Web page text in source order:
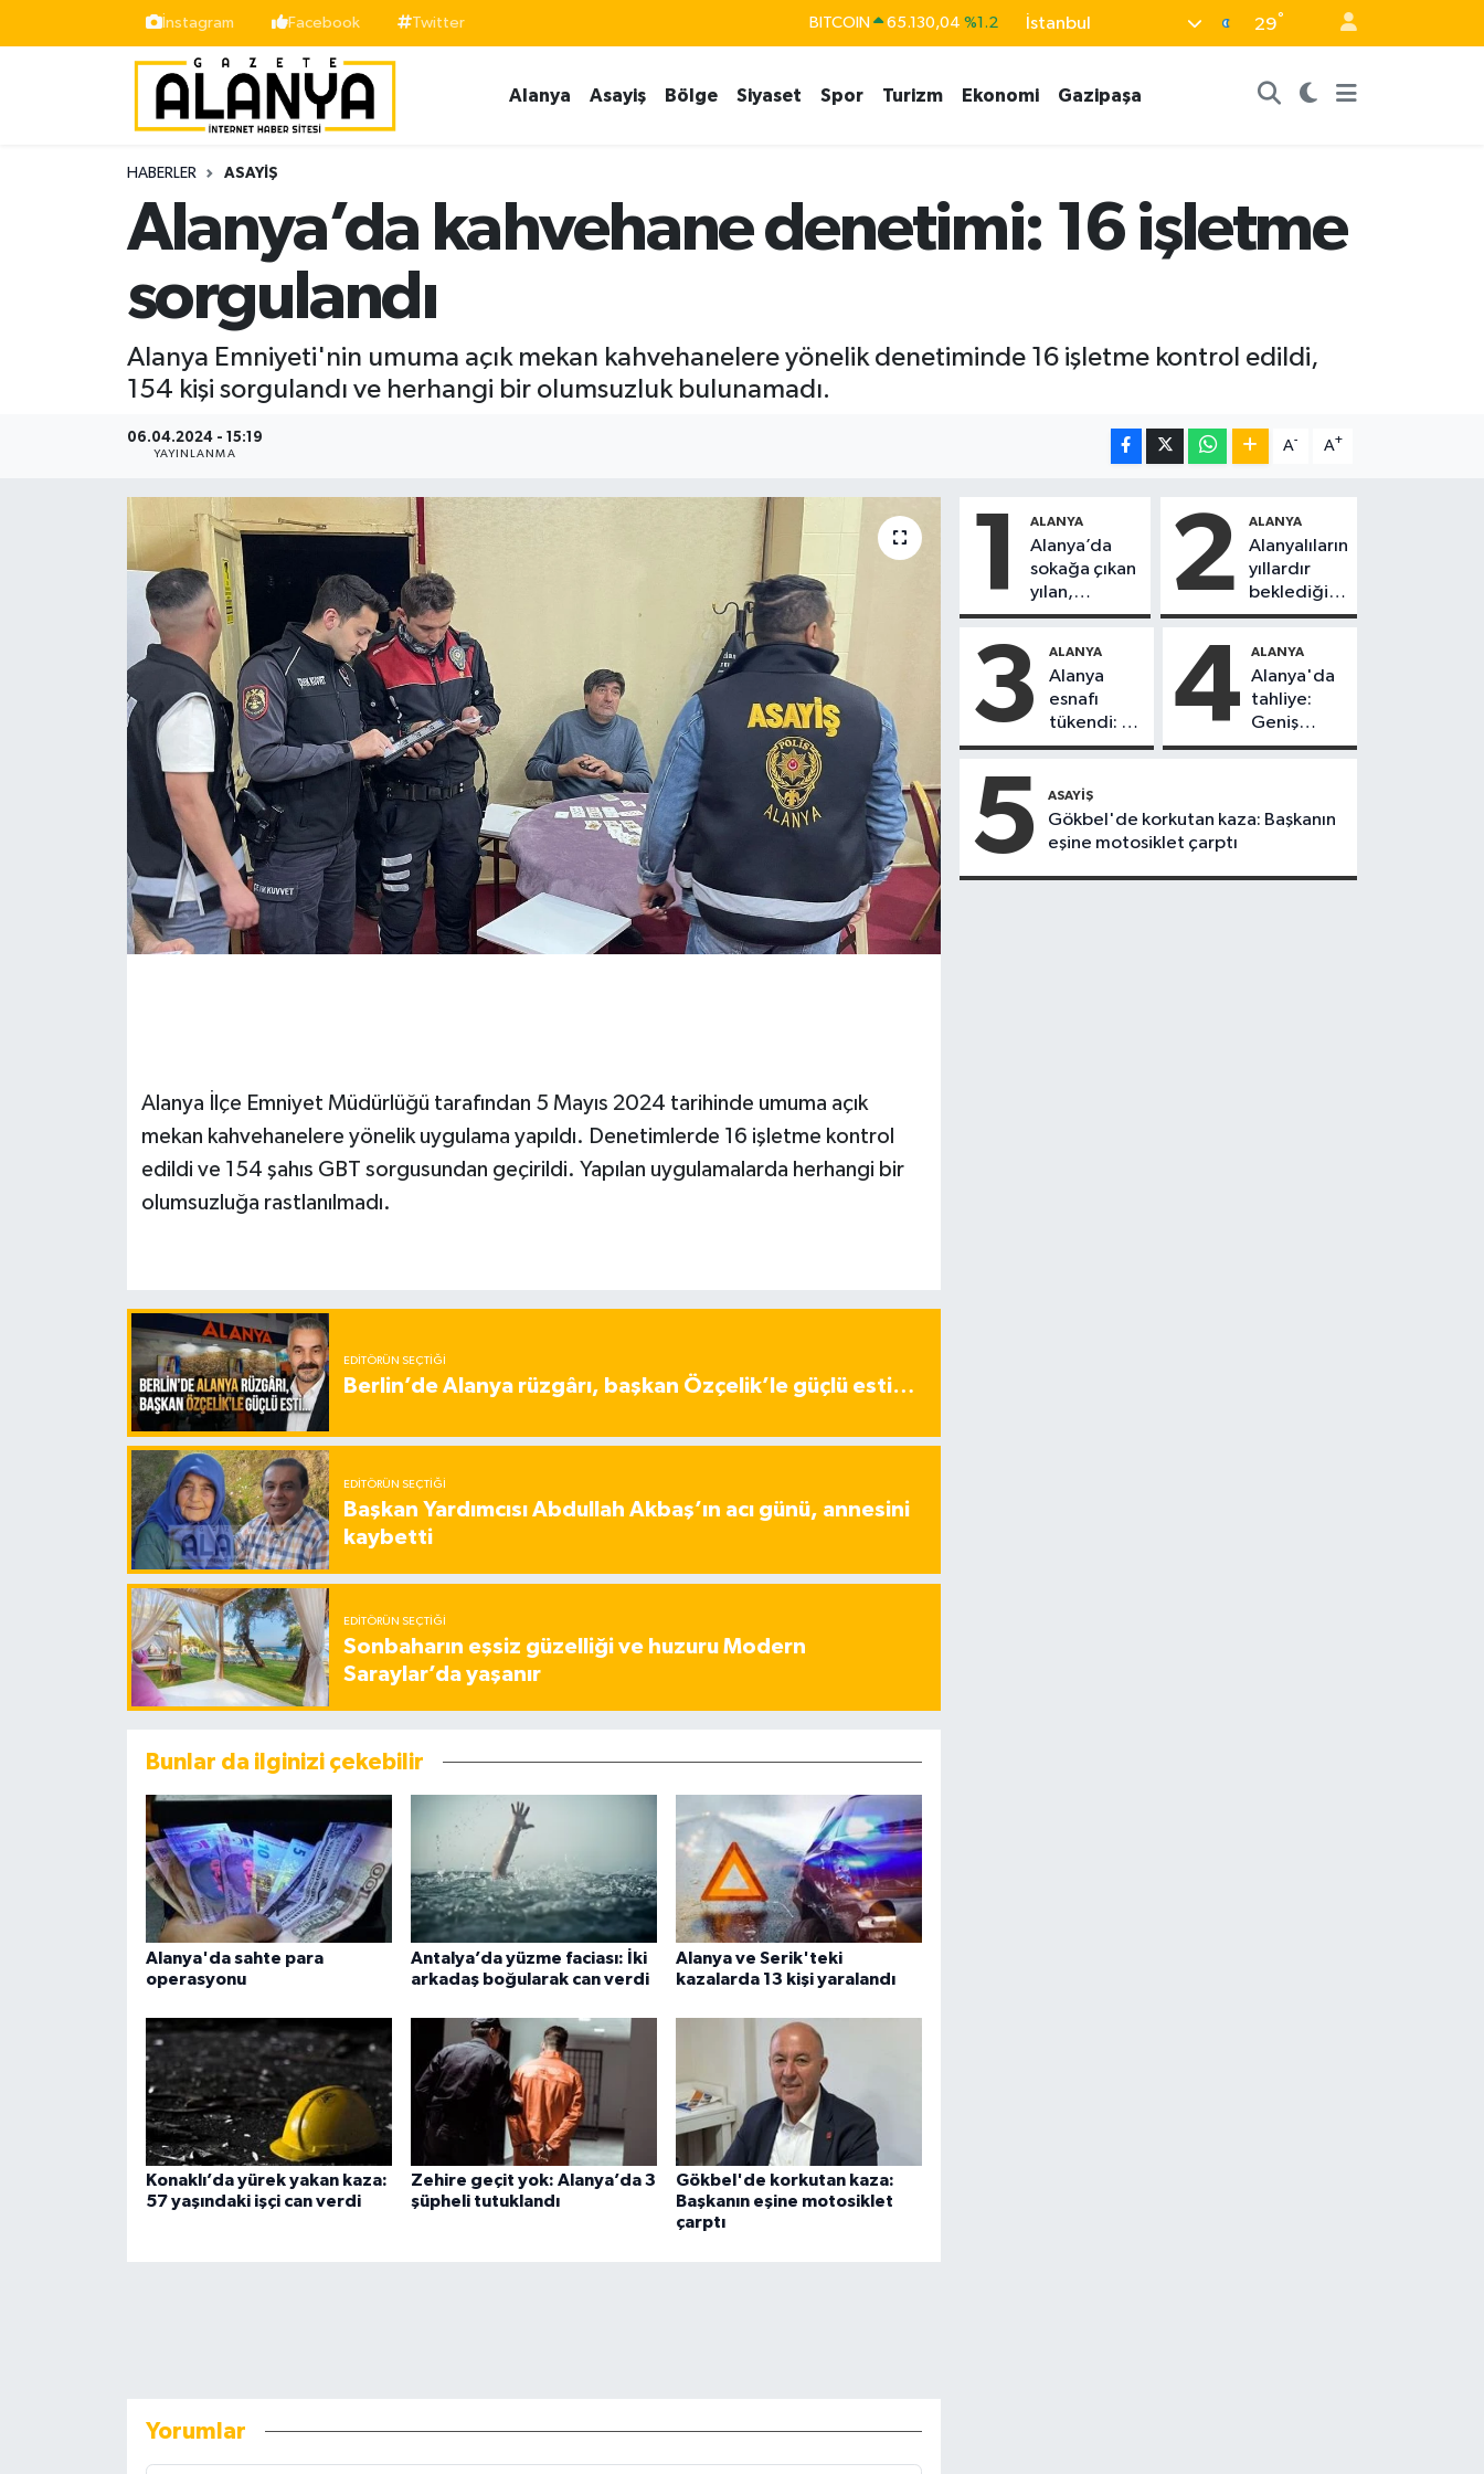
İnstagram Facebook Twitter BITCOIN 65.130,04 %1.2
EURO 55,2510 %0.32
BİST100 13.773 %-19
İstanbul 29°
Alanya Asayiş Bölge Siyaset Spor Turizm Ekonomi Gazipaşa
HABERLER ASAYIŞ
Alanya’da kahvehane denetimi: 16 işletme
sorgulandı
Alanya Emniyeti'nin umuma açık mekan kahvehanelere yönelik denetiminde 16 işletme kontrol edildi,
154 kişi sorgulandı ve herhangi bir olumsuzluk bulunamadı.
06.04.2024 - 15:19
YAYINLANMA
A- A+
Alanya İlçe Emniyet Müdürlüğü tarafından 5 Mayıs 2024 tarihinde umuma açık
mekan kahvehanelere yönelik uygulama yapıldı. Denetimlerde 16 işletme kontrol
edildi ve 154 şahıs GBT sorgusundan geçirildi. Yapılan uygulamalarda herhangi bir
olumsuzluğa rastlanılmadı.
EDITÖRÜN SEÇTIĞI
Berlin’de Alanya rüzgârı, başkan Özçelik’le güçlü esti…
EDITÖRÜN SEÇTIĞI
Başkan Yardımcısı Abdullah Akbaş’ın acı günü, annesini
kaybetti
EDITÖRÜN SEÇTIĞI
Sonbaharın eşsiz güzelliği ve huzuru Modern
Saraylar’da yaşanır
Bunlar da ilginizi çekebilir
Alanya'da sahte para
operasyonu
Antalya’da yüzme faciası: İki
arkadaş boğularak can verdi
Alanya ve Serik'teki
kazalarda 13 kişi yaralandı
Konaklı’da yürek yakan kaza:
57 yaşındaki işçi can verdi
Zehire geçit yok: Alanya’da 3
şüpheli tutuklandı
Gökbel'de korkutan kaza:
Başkanın eşine motosiklet
çarptı
Yorumlar
1 ALANYA
Alanya’da
sokağa çıkan
yılan,
vatandaşı
2 ALANYA
Alanyalıların
yıllardır
beklediği
yol askıdan
3 ALANYA
Alanya
esnafı
tükendi: 1
ayda 150
kapandı
4 ALANYA
Alanya'da
tahliye:
Geniş
güvenlik
5 ASAYIŞ
Gökbel'de korkutan kaza: Başkanın
eşine motosiklet çarptı
Siyaset
İstanbul Nöbetçi Eczaneler
İstanbul Hava Durumu
Süper Lig Puan Durumu ve Fikstür
Tüm Manşetler
Son Dakika Haberleri